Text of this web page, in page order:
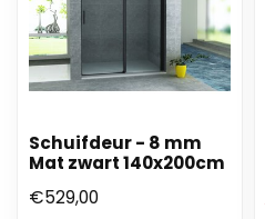
Schuifdeur - 8 mm
Mat zwart 140x200cm
€529,00